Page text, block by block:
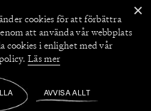
×
cookies för att förbättra
att använda vår webbplats
cookies i enlighet med vår
Läs mer
AVVISA ALLT